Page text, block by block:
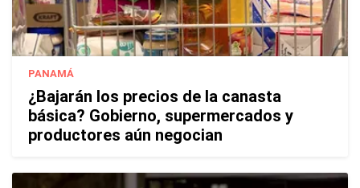
PANAMÁ
¿Bajarán los precios de la canasta
básica? Gobierno, supermercados y
productores aún negocian